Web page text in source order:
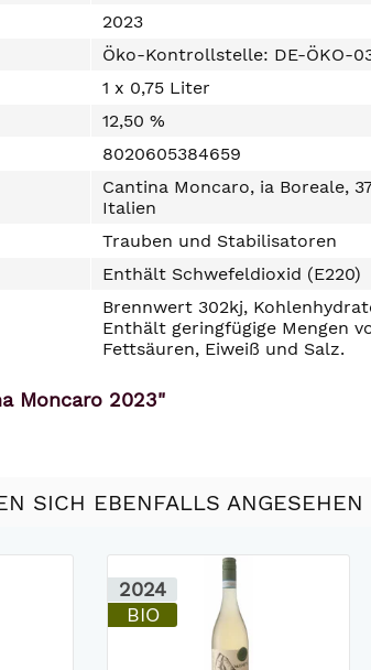
2023
Öko-Kontrollstelle: DE-ÖKO-
1 x 0,75 Liter
12,50 %
8020605384659
Cantina Moncaro, ia Boreale,
Italien
Trauben und Stabilisatoren
Enthält Schwefeldioxid (E220)
Brennwert 302kj,
Enthält geringfügige Mengen
Fettsäuren, Eiweiß und Salz.
Moncaro 2023"
SICH EBENFALLS ANGESEHEN
2024
BIO